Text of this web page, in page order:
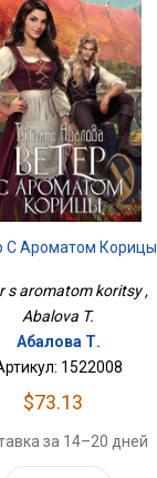
С Ароматом Корицы
s aromatom koritsy ,
Abalova T.
Абалова Т.
1522008
$73.13
за 14–20 дней